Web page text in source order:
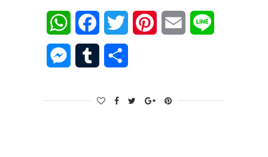
WhatsAppFacebookTwitter PinterestEmail
Messenger
Tumblr